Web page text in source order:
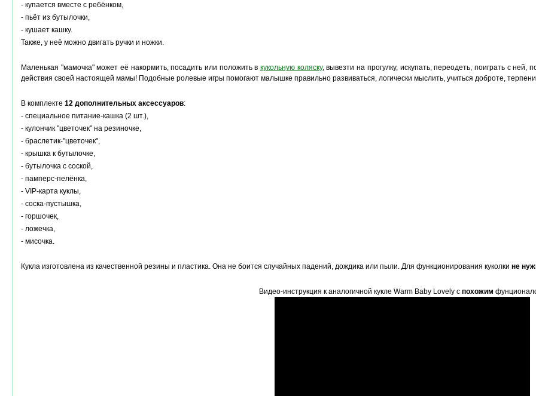
- купается вместе с ребёнком,
- пьёт из бутылочки,
- кушает кашку.
Также, у неё можно двигать ручки и ножки.
Маленькая "мамочка" может её накормить, посадить или положить вкукольную коляску, вывезти на прогулку, искупать, переодеть, поиграть с ней,
действия своей настоящей мамы! Подобные ролевые игры помогают малышке правильно развиваться, логически мыслить, учиться доброте,
В комплекте 12 дополнительных аксессуаров:
- специальное питание-кашка (2 шт.),
- кулончик "цветочек" на резиночке,
- браслетик-"цветочек",
- крышка к бутылочке,
- бутылочка с соской,
- памперс-пелёнка,
- VIP-карта куклы,
- соска-пустышка,
- горшочек,
- ложечка,
- мисочка.
Кукла изготовлена из качественной резины и пластика. Она не боится случайных падений, дождика или пыли. Для функционирования куколки не
Видео-инструкция к аналогичной кукле Warm Baby Lovely с похожим